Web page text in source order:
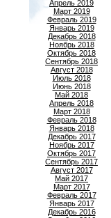
Апрель 2019
Март 2019
Февраль 2019
Январь 2019
Декабрь 2018
Ноябрь 2018
Октябрь 2018
Сентябрь 2018
Август 2018
Июль 2018
Июнь 2018
Май 2018
Апрель 2018
Март 2018
Февраль 2018
Январь 2018
Декабрь 2017
Ноябрь 2017
Октябрь 2017
Сентябрь 2017
Август 2017
Май 2017
Март 2017
Февраль 2017
Январь 2017
Декабрь 2016